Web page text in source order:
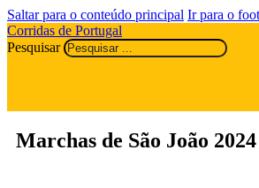
Saltar para o conteúdo principal Ir para o
Corridas de Portugal
Pesquisar
Marchas de São João